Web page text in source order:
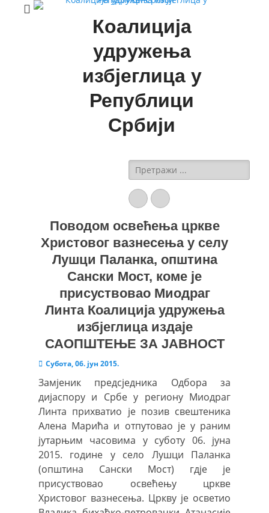
Коалиција
удружења
избјеглица у
Републици
Србији
Search
for:
FacebookYouTube
Поводом освећења цркве
Христовог вазнесења у селу
Лушци Паланка, општина
Сански Мост, коме је
присуствовао Миодраг
Линта Коалиција удружења
избјеглица издаје
САОПШТЕЊЕ ЗА ЈАВНОСТ
Posted
Субота, 06. јун 2015.
Замјеник предсједника Одбора за
дијаспору и Србе у региону Миодраг
Линта прихватио је позив свештеника
Алена Марића и отпутовао је у раним
јутарњим часовима у суботу 06. јуна
2015. године у село Лушци Паланка
(општина Сански Мост) гдје је
присуствовао освећењу цркве
Христовог вазнесења. Цркву је осветио